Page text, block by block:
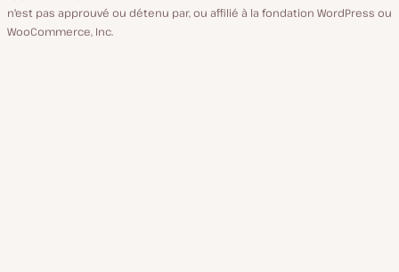
n'est pas approuvé ou détenu par, ou affilié à la fondation WordPress ou
WooCommerce, Inc.